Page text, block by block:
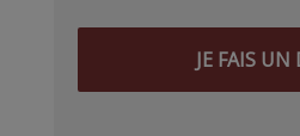
JE FAIS UN